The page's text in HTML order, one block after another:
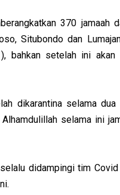
370
Situbondo dan
bahkan setelah ini
dikarantina selama
Alhamdulillah selama ini
didampingi tim